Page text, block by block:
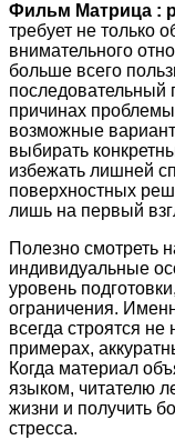
Фильм Матрица :
требует не только
внимательного
больше всего
последовательный
причинах
возможные
выбирать
избежать лишней
поверхностных
лишь на первый
Полезно смотреть
индивидуальные
уровень
ограничения.
всегда строятся
примерах,
Когда материал
языком, читателю
жизни и получить
стресса.